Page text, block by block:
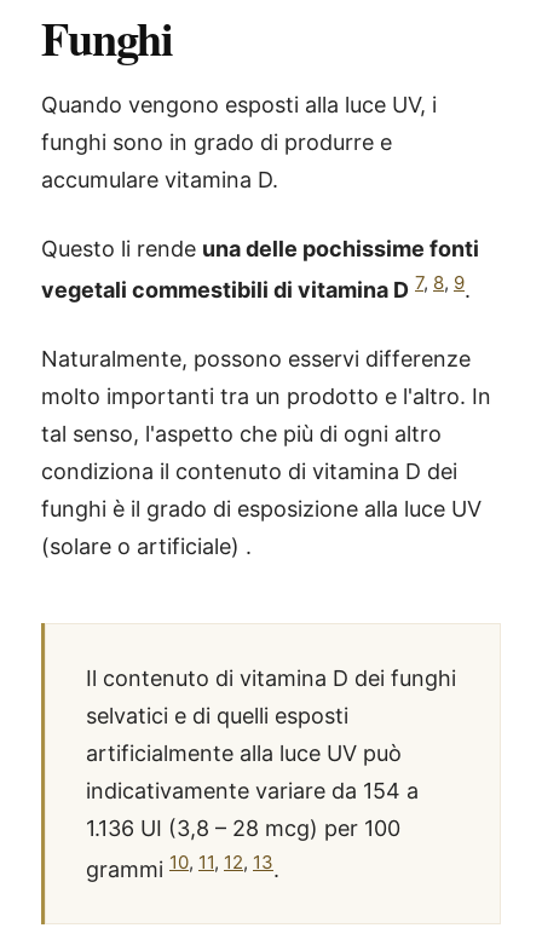
Funghi
Quando vengono esposti alla luce UV, i
funghi sono in grado di produrre e
accumulare vitamina D.
Questo li rende una delle pochissime fonti
vegetali commestibili di vitamina D 7, 8, 9.
Naturalmente, possono esservi differenze
molto importanti tra un prodotto e l'altro. In
tal senso, l'aspetto che più di ogni altro
condiziona il contenuto di vitamina D dei
funghi è il grado di esposizione alla luce UV
(solare o artificiale) .
Il contenuto di vitamina D dei funghi
selvatici e di quelli esposti
artificialmente alla luce UV può
indicativamente variare da 154 a
1.136 UI (3,8 – 28 mcg) per 100
grammi 10, 11, 12, 13.